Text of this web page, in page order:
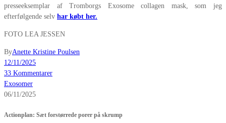
presseeksemplar af Tromborgs Exosome collagen mask, som jeg
efterfølgende selv har købt her.
FOTO LEA JESSEN
ByAnette Kristine Poulsen
12/11/2025
33 Kommentarer
Exosomer
06/11/2025
Actionplan: Sæt forstørrede porer på skrump